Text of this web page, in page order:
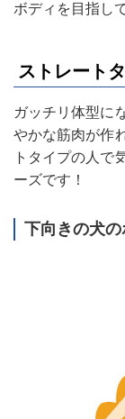
ボディを目指し
ストレート
ガッチリ体型に
やかな筋肉が作
トタイプの人で
ーズです！
下向きの犬